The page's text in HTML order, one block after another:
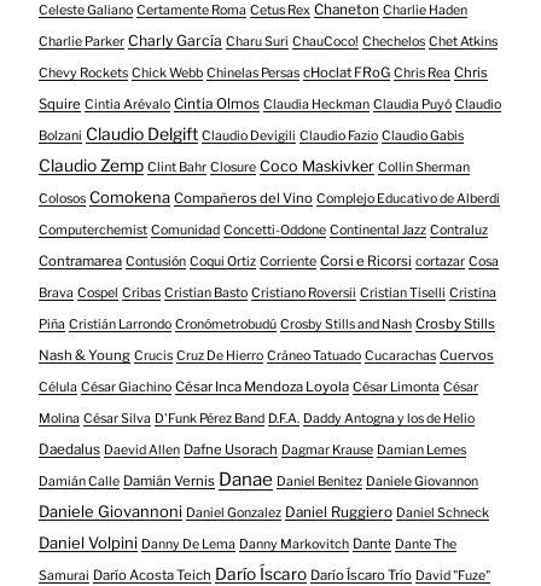
Celeste Galiano Certamente Roma Cetus Rex Chaneton Charlie Haden
Charlie Parker Charly García Charu Suri ChauCoco! Chechelos Chet Atkins
Chevy Rockets Chick Webb Chinelas Persas cHoclat FRoG Chris Rea Chris
Squire Cintia Arévalo Cintia Olmos Claudia Heckman Claudia Puyó Claudio
Bolzani Claudio Delgift Claudio Devigili Claudio Fazio Claudio Gabis
Claudio Zemp Clint Bahr Closure Coco Maskivker Collin Sherman
Colosos Comokena Compañeros del Vino Complejo Educativo de Alberdi
Computerchemist Comunidad Concetti-Oddone Continental Jazz Contraluz
Contramarea Contusión Coqui Ortiz Corriente Corsi e Ricorsi cortazar Cosa
Brava Cospel Cribas Cristian Basto Cristiano Roversii Cristian Tiselli Cristina
Piña Cristián Larrondo Cronómetrobudú Crosby Stills and Nash Crosby Stills
Nash & Young Crucis Cruz De Hierro Cráneo Tatuado Cucarachas Cuervos
Célula César Giachino César Inca Mendoza Loyola César Limonta César
Molina César Silva D'Funk Pérez Band D.F.A. Daddy Antogna y los de Helio
Daedalus Daevid Allen Dafne Usorach Dagmar Krause Damian Lemes
Damián Calle Damián Vernis Danae Daniel Benitez Daniele Giovannon
Daniele Giovannoni Daniel Gonzalez Daniel Ruggiero Daniel Schneck
Daniel Volpini Danny De Lema Danny Markovitch Dante Dante The
Samurai Darío Acosta Teich Darío Íscaro Darío Íscaro Trío David "Fuze"